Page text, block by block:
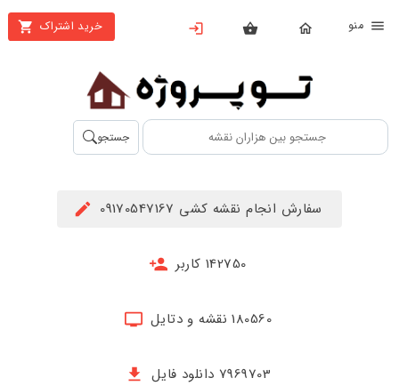
خرید اشتراک
بستن
محصولات
تهیه
اشتراک
جستجو
سفارش انجام نقشه کشی 09170547167
142750 کاربر
180560 نقشه و دتایل
7969703 دانلود فایل